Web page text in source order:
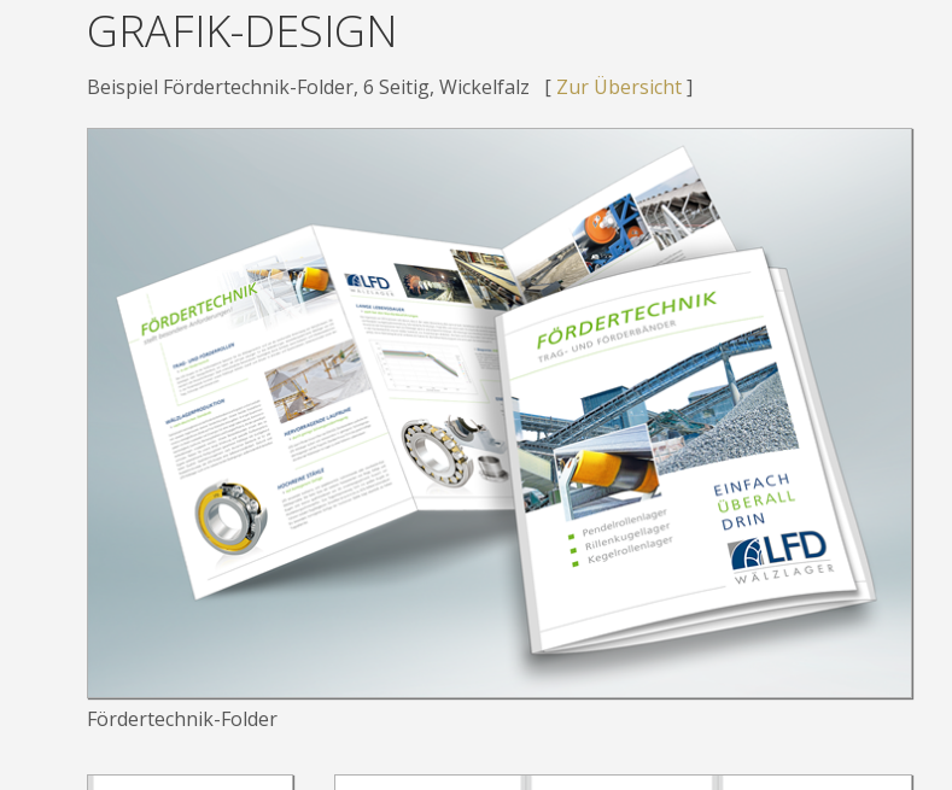
GRAFIK-DESIGN
Beispiel Fördertechnik-Folder, 6 Seitig, Wickelfalz [ Zur Übersicht]
Fördertechnik-Folder